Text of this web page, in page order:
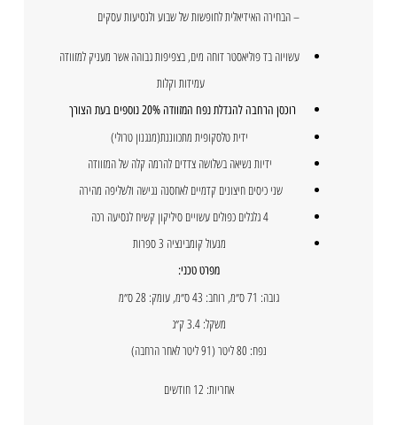
– הבחירה האידיאלית לחופשות של שבוע ולנסיעות עסקים
עשויוה בד פוליאסטר דוחה מים, בצפיפות גבוהה אשר מעניק למזוודה
עמידות וקלות
רוכסן הרחבה להגדלת נפח המזוודה 20% נוספים בעת הצורך
ידית טלסקופית מתכווננת(מנגנון טרולי)
ידיות נשיאה בשלושה צדדים להרמה קלה של המזוודה
שני כיסים חיצונים קדמיים לאחסנה נגישה ולשליפה מהירה
4 גלגלים כפולים עשויים סיליקון קשיח לנסיעה רכה
מנעול קומבינציה 3 ספרות
מפרט טכני:
גובה: 71 ס״מ, רוחב: 43 ס״מ, עומק: 28 ס״מ
משקל: 3.4 ק״ג
נפח: 80 ליטר (91 ליטר לאחר הרחבה)
אחריות: 12 חודשים